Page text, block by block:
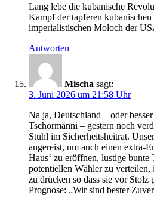
Lang lebe die kubanische
Kampf der tapferen
imperialistischen Moloch der
Antworten
Mischa sagt:
3. Juni 2026 um 21:58 Uhr
Na ja, Deutschland – oder
Tschörmänni – gestern noch
Stuhl im Sicherheitsheitrat.
angereist, um auch einen extra-
Haus‘ zu eröffnen, lustige bunte
potentiellen Wähler zu verteilen,
zu drücken so dass sie vor Stolz
Prognose: „Wir sind bester